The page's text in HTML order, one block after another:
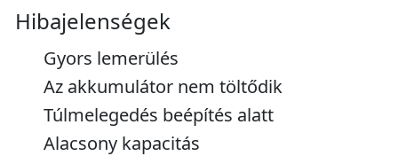
Hibajelenségek
Gyors lemerülés
Az akkumulátor nem töltődik
Túlmelegedés beépítés alatt
Alacsony kapacitás